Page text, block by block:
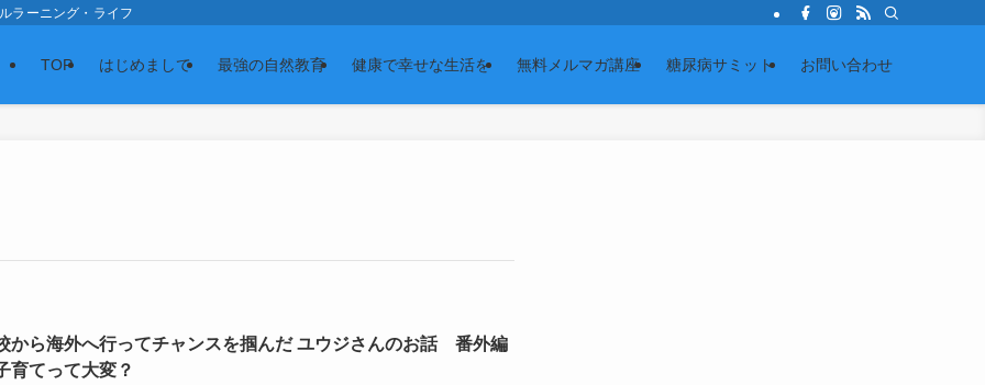
ラーニング・ライフ
TOP はじめまして 最強の自然教育 健康で幸せな生活を 無料メルマガ講座 糖尿病サミット お問い合わせ
から海外へ行ってチャンスを掴んだ ユウジさんのお話 番外編
育てって大変？